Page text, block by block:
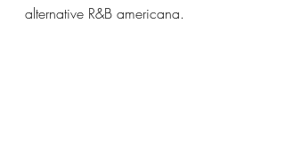
alternative R&B americana.